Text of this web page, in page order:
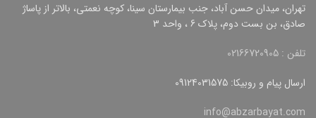
تهران، میدان حسن آباد، جنب بیمارستان سینا، کوچه نعمتی، بالاتر از پاساژ
صادق، بن بست دوم، پلاک 6 ، واحد 3
تلفن : 02166720905
ارسال پیام و روبیکا: 09124031575
info@abzarbayat.com